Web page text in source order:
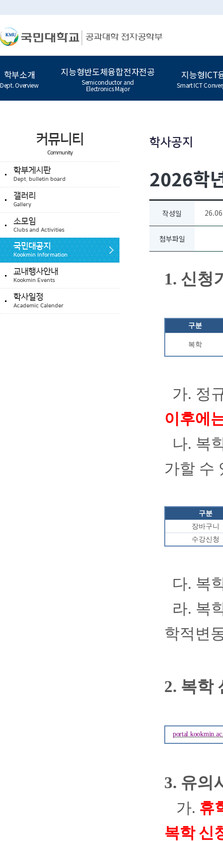
학부소개
Dept. Overview
지능형반도체융합전자전공
Semiconductor and
Electronics Major
지능형ICT
Smart ICT
커뮤니티
Community
학부게시판
Dept. bulletin board
갤러리
Gallery
소모임
Clubs and Activities
국민대공지
Kookmin Information
교내행사안내
Kookmin Events
학사일정
Academic Calender
학사공지
2026학
작성일
첨부파일
1. 신청
구분
복학
가. 정
이후에
나. 복
가할 수
구분
장바구니
수강신청
다. 복
라. 복
학적변
2. 복학
3. 유의
가. 휴
복학 신